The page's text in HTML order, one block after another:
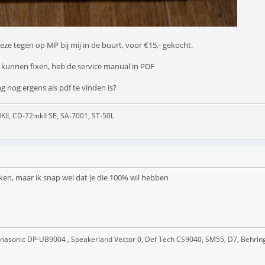
tegen op MP bij mij in de buurt, voor €15,- gekocht.
fixen, heb de service manual in PDF
nog ergens als pdf te vinden is?
CD-72mkII SE, SA-7001, ST-50L
maar ik snap wel dat je die 100% wil hebben
DP-UB9004 , Speakerland Vector 0, Def Tech CS9040, SM55, D7,